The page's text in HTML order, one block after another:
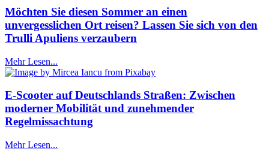
Möchten Sie diesen Sommer an einen
unvergesslichen Ort reisen? Lassen Sie sich von den
Trulli Apuliens verzaubern
Mehr Lesen...
E-Scooter auf Deutschlands Straßen: Zwischen
moderner Mobilität und zunehmender
Regelmissachtung
Mehr Lesen...